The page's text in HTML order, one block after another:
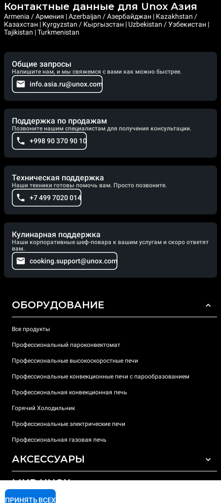
Контактные данные для Unox Азия
Armenia / Армения | Azerbaijan / Азербайджан | Kazakhstan /
Казахстан | Kyrgyzstan / Кыргызстан | Uzbekistan / Узбекистан |
Tajikistan | Turkmenistan
Общие запросы
Напишите нам, и мы свяжемся с вами как можно быстрее.
info.asia.ru@unox.com
Поддержка по продажам
Позвоните нашим специалистам для получения консультации.
+998 90 370 90 10
Техническая поддержка
Наши техники готовы помочь вам. Просто позвоните.
+7 499 7020 014
Кулинарная поддержка
Наши корпоративные шеф-повара к вашим услугам и скоро ответят
вам.
cooking.support@unox.com
ОБОРУДОВАНИЕ
Все продукты
Профессиональный пароконвектомат
Профессиональные высокоскоростные печи
Профессиональные конвекционные печи с парообразованием
Профессиональная конвекционная печь
Горячий Холодильник
Профессиональные электрические печи
Профессиональная газовая печь
АКСЕССУАРЫ
Моющие средства для автоматической мойки
МИР UNOX
ПРИНЯТЬ ВСЕХ